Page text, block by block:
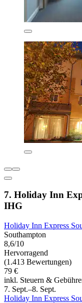
7. Holiday Inn
IHG
Holiday Inn Express
Southampton
8,6/10
Hervorragend
(1.413 Bewertungen)
79 €
inkl. Steuern &
7. Sept.–8. Sept.
Holiday Inn Express